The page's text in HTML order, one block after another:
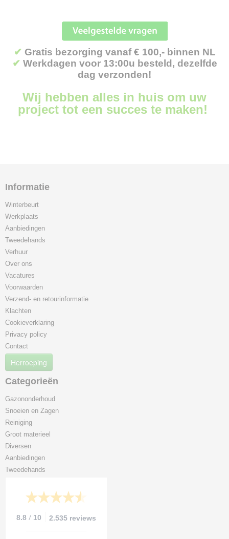
✔ Gratis bezorging vanaf € 100,- binnen NL
✔ Werkdagen voor 13:00u besteld, dezelfde
dag verzonden!
Wij hebben alles in huis om uw
project tot een succes te maken!
Informatie
Winterbeurt
Werkplaats
Aanbiedingen
Tweedehands
Verhuur
Over ons
Vacatures
Voorwaarden
Verzend- en retourinformatie
Klachten
Cookieverklaring
Privacy policy
Contact
Herroeping
Categorieën
Gazononderhoud
Snoeien en Zagen
Reiniging
Groot materieel
Diversen
Aanbiedingen
Tweedehands
8.8 / 10 2.535 reviews